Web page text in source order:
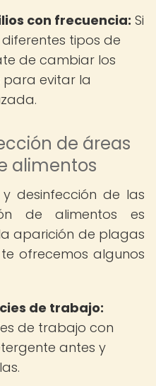
con frecuencia: Si
tipos de
de cambiar los
para evitar la
de áreas
alimentos
desinfección de las
de alimentos es
aparición de plagas
ofrecemos algunos
de trabajo:
de trabajo con
antes y